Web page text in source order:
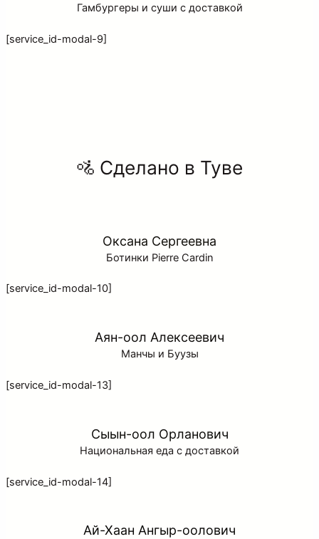
Гамбургеры и суши с доставкой
[service_id-modal-9]
🚵 Cделано в Туве
Оксана Сергеевна
Ботинки Pierre Cardin
[service_id-modal-10]
Аян-оол Алексеевич
Манчы и Буузы
[service_id-modal-13]
Сыын-оол Орланович
Национальная еда с доставкой
[service_id-modal-14]
Ай-Хаан Ангыр-оолович